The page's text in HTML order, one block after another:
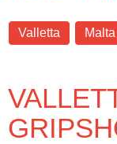
Valletta Malta